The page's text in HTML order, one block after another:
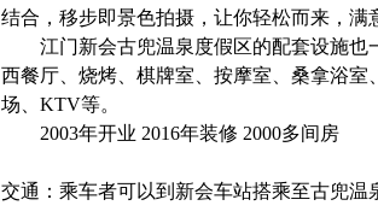
结合，移步即景色拍摄，让你轻松而来，满
江门新会古兜温泉度假区的配套设施也
西餐厅、烧烤、棋牌室、按摩室、桑拿浴室
场、KTV等。
2003年开业 2016年装修 2000多间房
交通：乘车者可以到新会车站搭乘至古兜温